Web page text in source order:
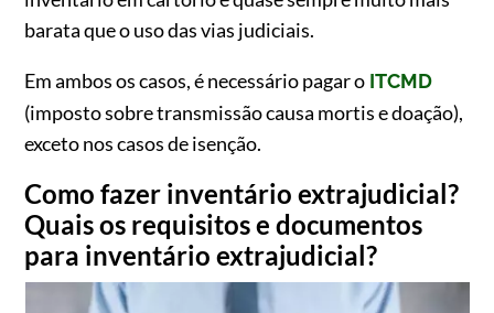
barata que o uso das vias judiciais.
Em ambos os casos, é necessário pagar o ITCMD
(imposto sobre transmissão causa mortis e doação),
exceto nos casos de isenção.
Como fazer inventário extrajudicial?
Quais os requisitos e documentos
para inventário extrajudicial?